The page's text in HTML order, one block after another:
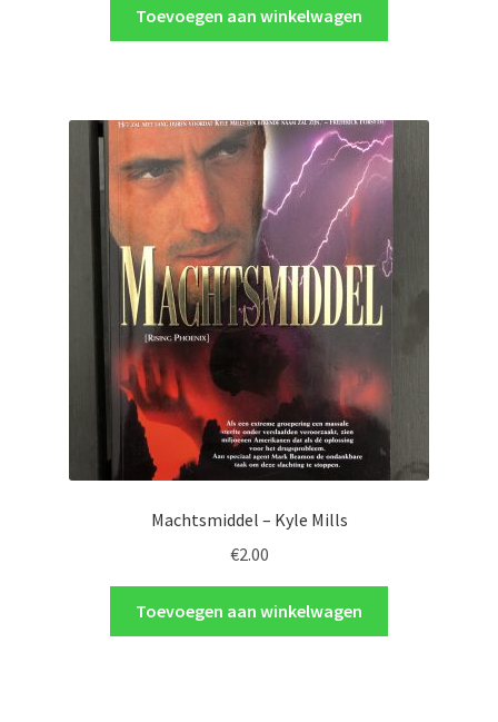
Toevoegen aan winkelwagen
Machtsmiddel – Kyle Mills
€2.00
Toevoegen aan winkelwagen